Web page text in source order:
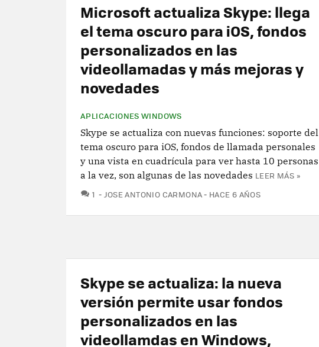
Microsoft actualiza Skype: llega
el tema oscuro para iOS, fondos
personalizados en las
videollamadas y más mejoras y
novedades
APLICACIONES WINDOWS
Skype se actualiza con nuevas funciones: soporte del
tema oscuro para iOS, fondos de llamada personales
y una vista en cuadrícula para ver hasta 10 personas
a la vez, son algunas de las novedades LEER MÁS »
1 COMENTARIOS
JOSE ANTONIO CARMONA HACE 6 AÑOS
Skype se actualiza: la nueva
versión permite usar fondos
personalizados en las
videollamdas en Windows,